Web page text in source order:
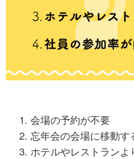
会場の予約が不要
忘年会の会場に移動す
ホテルやレストランよ